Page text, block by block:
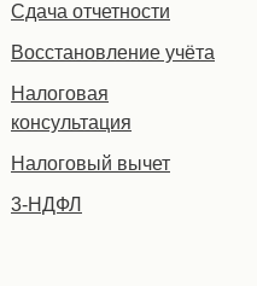
Сдача отчетности
Восстановление учёта
Налоговая
консультация
Налоговый вычет
3-НДФЛ